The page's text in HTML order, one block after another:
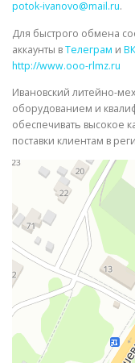
potok-ivanovo@mail.ru.
Для быстрого обмена
аккаунты вТелеграм и
http://www.ooo-rlmz.ru
Ивановский литейно-
оборудованием и
обеспечивать высокое
поставки клиентам в